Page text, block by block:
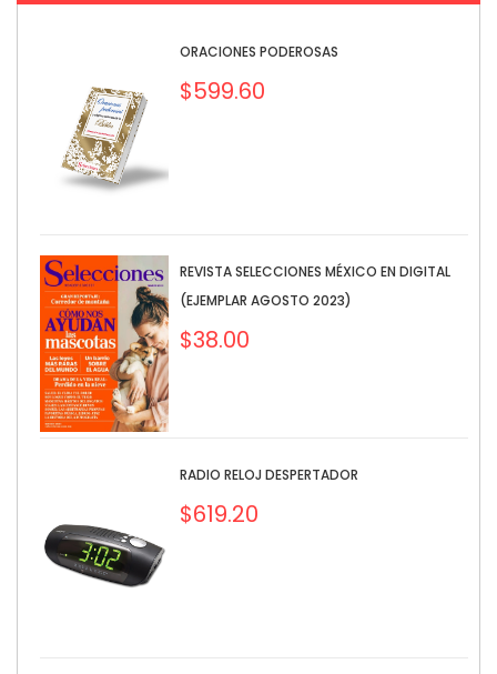
ORACIONES PODEROSAS
$599.60
REVISTA SELECCIONES MÉXICO EN DIGITAL
(EJEMPLAR AGOSTO 2023)
$38.00
RADIO RELOJ DESPERTADOR
$619.20